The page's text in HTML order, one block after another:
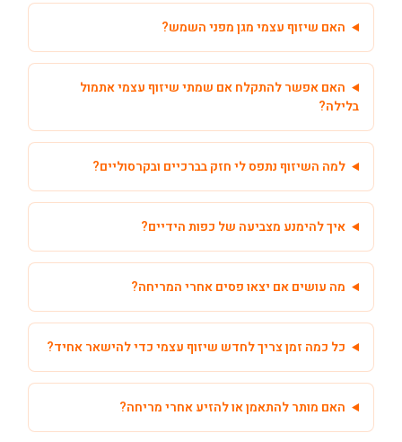
האם שיזוף עצמי מגן מפני השמש?
האם אפשר להתקלח אם שמתי שיזוף עצמי אתמול
בלילה?
למה השיזוף נתפס לי חזק בברכיים ובקרסוליים?
איך להימנע מצביעה של כפות הידיים?
מה עושים אם יצאו פסים אחרי המריחה?
כל כמה זמן צריך לחדש שיזוף עצמי כדי להישאר אחיד?
האם מותר להתאמן או להזיע אחרי מריחה?